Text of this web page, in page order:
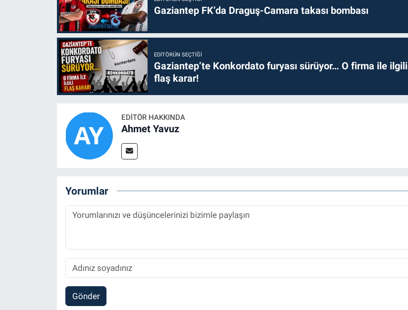
Gaziantep FK’da Draguş-Camara takası bombası
EDITÖRÜN SEÇTIĞI
Gaziantep’te Konkordato furyası sürüyor… O firma ile ilgili
flaş karar!
EDITÖR HAKKINDA
Ahmet Yavuz
Yorumlar
Gönder